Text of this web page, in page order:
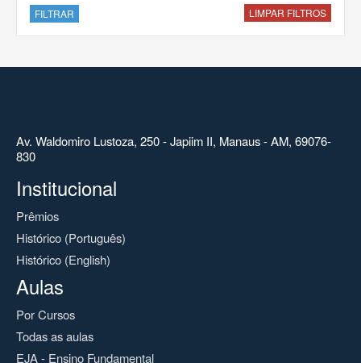
FILTRAR LIMPAR FILTROS
Av. Waldomiro Lustoza, 250 - Japiim II, Manaus - AM, 69076-
830
Institucional
Prêmios
Histórico (Português)
Histórico (English)
Aulas
Por Cursos
Todas as aulas
EJA - Ensino Fundamental